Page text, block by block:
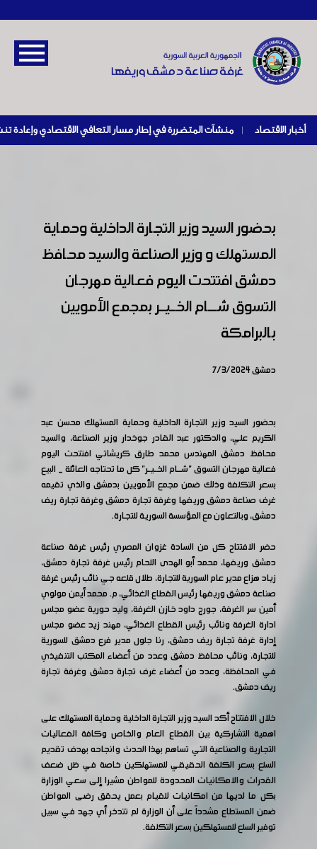
أخبار الاقتصاد |
بحضور السيد وزير التجارة الداخلية وحماية
المستهلك و وزير الصناعة والسيد محافظ
دمشق افتتحت اليوم فعالية مهرجان
التسوق شــــــام الخــــيــــر بمجمع الأمويين
بالبرامكة
دمشق 7/3/2024
بحضور السيد وزير التجارة الداخلية وحماية المستهلك محسن عبد
الكريم علي، والدكتور عبد القادر جوخدار وزير الصناعة، والسيد
محافظ دمشق المهندس محمد طارق كريشاتي افتتحت اليوم
فعالية مهرجان التسوق "شــــــام الخــــيــــر" كل ما تحتاجه العائلة _ البيع
بسعر التكلفة وذلك ضمن مجمع الأمويين بدمشق والذي تقيمه
غرف صناعة دمشق وريفها وغرفة تجارة دمشق وغرفة تجارة ريف
دمشق، وبالتعاون مع المـؤسسة السوريـة للتجـارة.
حضر الافتتاح كل من السادة غزوان المصري رئيس غرفة صناعة
دمشق وريفها، محمد أبو الهدى اللحام رئيس غرفة تجارة دمشق،
زياد هزاع مدير عام السورية للتجارة، طلال قلعه جي نائب رئيس غرفة
صناعة دمشق وريفها رئيس القطاع الغذائي، م. محمد أيمن مولوي
أمين سر الغرفة، جورج داود خازن الغرفة، وليد حورية عضو مجلس
ادارة الغرفة ونائب رئيس القطاع الغذائي، مهند زيد عضو مجلس
إدارة غرفة تجارة ريف دمشق، رنا جلول مدير فرع دمشق للسورية
للتجارة، ونائب محافظ دمشق وعدد من أعضاء المكتب التنفيذي
في المحافظة، وعدد من أعضاء غرف تجارة دمشق وغرفة تجارة
ريف دمشق.
خلال الافتتاح أكد السيد وزير التجارة الداخلية وحماية المستهلك على
اهمية التشاركية بين القطاع العام والخاص وكافة الفعاليات
التجارية والصناعية التي تساهم بهذا الحدث وانجاحه بهدف تقديم
السلع بسعر الكلفة الحقيقي للمستهلكين خاصة في ظل ضعف
القدرات والامكانيات المحدودة للمواطن مشيرا إلى سعي الوزارة
بكل ما لديها من امكانيات للقيام بعمل يحقق رضى المواطن
ضمن المستطاع مشدداً على أن الوزارة لم تتدخر أي جهد في سبيل
توفير السلع للمستهلكين بسعر التكلفة.